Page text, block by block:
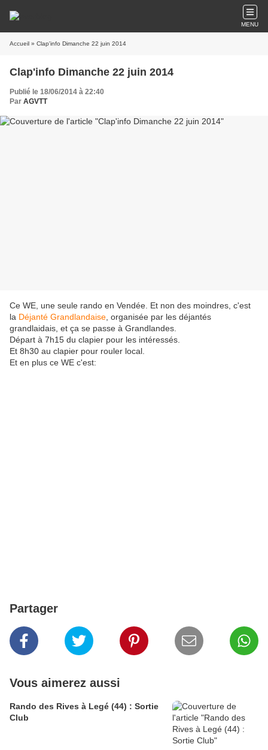
MENU
Accueil » Clap'info Dimanche 22 juin 2014
Clap'info Dimanche 22 juin 2014
Publié le 18/06/2014 à 22:40
Par AGVTT
Ce WE, une seule rando en Vendée. Et non des moindres, c'est
la Déjanté Grandlandaise , organisée par les déjantés
grandlaidais, et ça se passe à Grandlandes.
Départ à 7h15 du clapier pour les intéressés.
Et 8h30 au clapier pour rouler local.
Et en plus ce WE c'est:
Partager
Vous aimerez aussi
Rando des Rives à Legé (44) : Sortie
Club